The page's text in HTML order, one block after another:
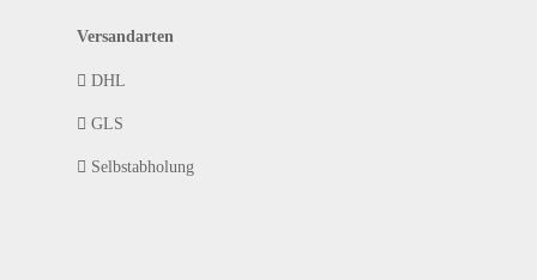
Versandarten
DHL
GLS
Selbstabholung